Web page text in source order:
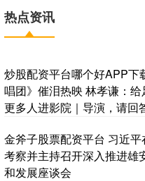
热点资讯
炒股配资平台哪个好APP下
唱团》催泪热映 林孝谦：给
更多人进影院｜导演，请回
金斧子股票配资平台 习近
考察并主持召开深入推进雄
和发展座谈会